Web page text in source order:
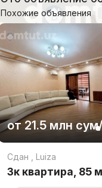
Похожие объявления
от 21.5 млн сум
Сдан Luiza
3к квартира, 85